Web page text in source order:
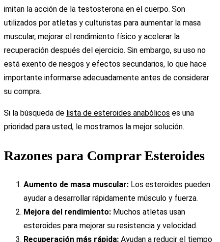
imitan la acción de la testosterona en el cuerpo. Son
utilizados por atletas y culturistas para aumentar la masa
muscular, mejorar el rendimiento físico y acelerar la
recuperación después del ejercicio. Sin embargo, su uso no
está exento de riesgos y efectos secundarios, lo que hace
importante informarse adecuadamente antes de considerar
su compra.
Si la búsqueda de lista de esteroides anabólicos es una
prioridad para usted, le mostramos la mejor solución.
Razones para Comprar Esteroides
Aumento de masa muscular: Los esteroides pueden
ayudar a desarrollar rápidamente músculo y fuerza.
Mejora del rendimiento: Muchos atletas usan
esteroides para mejorar su resistencia y velocidad.
Recuperación más rápida: Ayudan a reducir el tiempo